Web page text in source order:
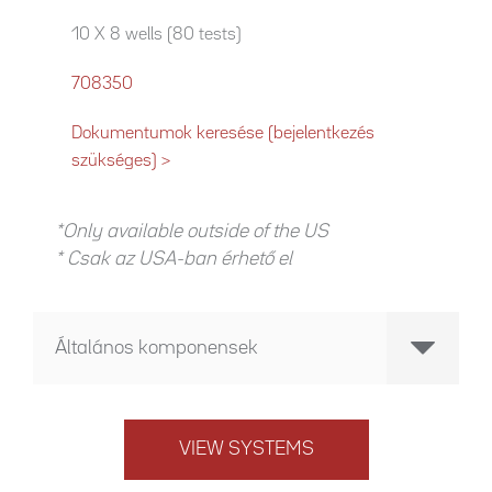
10 X 8 wells (80 tests)
708350
Dokumentumok keresése (bejelentkezés
szükséges) >
*Only available outside of the US
* Csak az USA-ban érhető el
Általános komponensek
VIEW SYSTEMS